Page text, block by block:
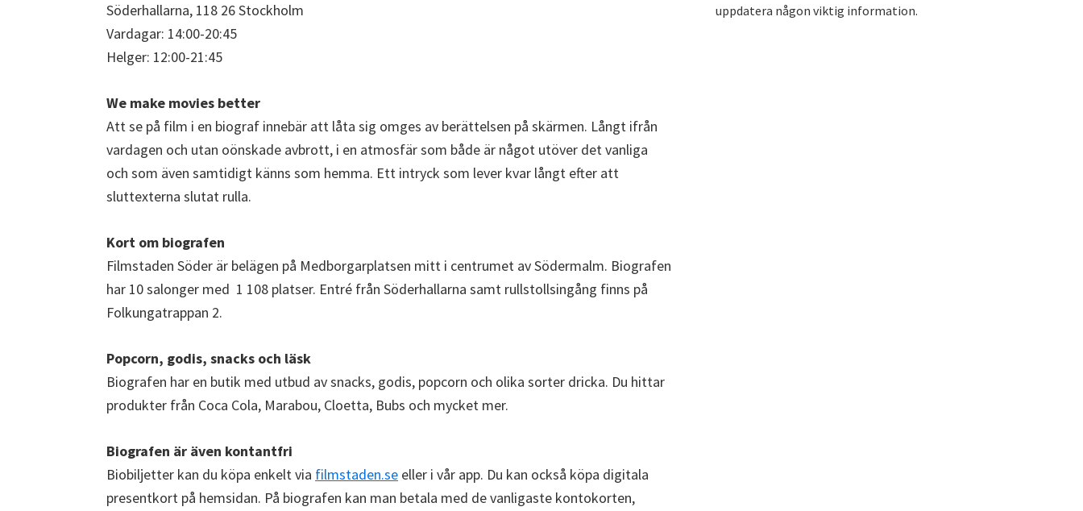
Söderhallarna, 118 26 Stockholm
Vardagar: 14:00-20:45
Helger: 12:00-21:45
We make movies better
Att se på film i en biograf innebär att låta sig omges av berättelsen på skärmen. Långt ifrån
vardagen och utan oönskade avbrott, i en atmosfär som både är något utöver det vanliga
och som även samtidigt känns som hemma. Ett intryck som lever kvar långt efter att
sluttexterna slutat rulla.
Kort om biografen
Filmstaden Söder är belägen på Medborgarplatsen mitt i centrumet av Södermalm. Biografen
har 10 salonger med 1 108 platser. Entré från Söderhallarna samt rullstollsingång finns på
Folkungatrappan 2.
Popcorn, godis, snacks och läsk
Biografen har en butik med utbud av snacks, godis, popcorn och olika sorter dricka. Du hittar
produkter från Coca Cola, Marabou, Cloetta, Bubs och mycket mer.
Biografen är även kontantfri
Biobiljetter kan du köpa enkelt via filmstaden.se eller i vår app. Du kan också köpa digitala
presentkort på hemsidan. På biografen kan man betala med de vanligaste kontokorten,
uppdatera någon viktig information.